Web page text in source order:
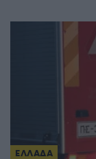
ΕΛΛΑΔΑ